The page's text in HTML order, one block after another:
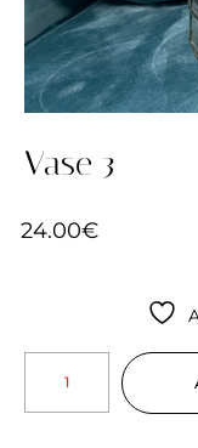
Vase 3
24.00€